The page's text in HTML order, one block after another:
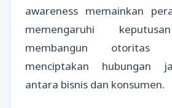
awareness memainkan
memengaruhi
membangun otoritas
menciptakan hubungan
antara bisnis dan konsumen.